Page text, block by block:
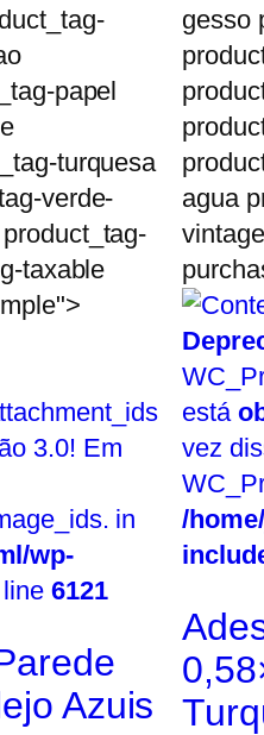
papel
turquesa
verde-
taxable
3.0! Em
in
wp-
6121
Azuis
gesso
agua
está
vez
/